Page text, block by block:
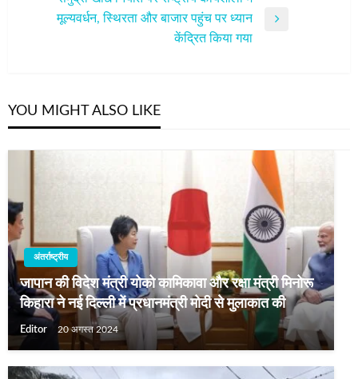
मूल्यवर्धन, स्थिरता और बाजार पहुंच पर ध्यान
केंद्रित किया गया
YOU MIGHT ALSO LIKE
अंतर्राष्ट्रीय
जापान की विदेश मंत्री योको कामिकावा और रक्षा मंत्री मिनोरू
किहारा ने नई दिल्‍ली में प्रधानमंत्री मोदी से मुलाकात की
Editor 20 अगस्त 2024